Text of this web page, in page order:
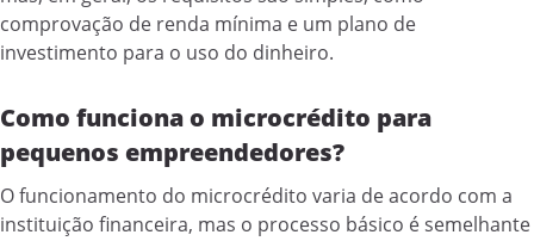
comprovação de renda mínima e um plano de
investimento para o uso do dinheiro.
Como funciona o microcrédito para
pequenos empreendedores?
O funcionamento do microcrédito varia de acordo com a
instituição financeira, mas o processo básico é semelhante